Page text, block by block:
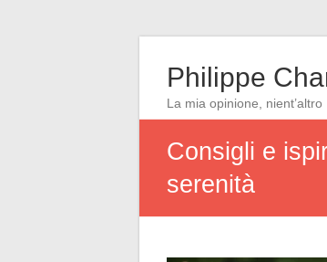
Philippe
La mia opinione, nient’altro
Consigli e
serenità